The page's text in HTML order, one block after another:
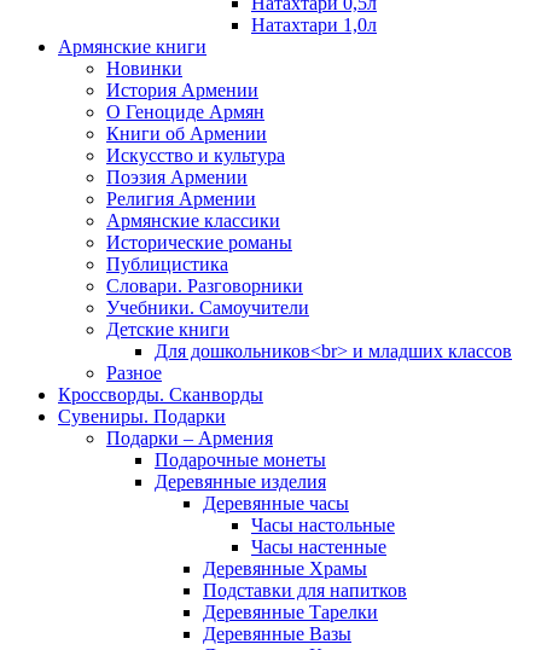
Натахтари 1,0л
Армянские книги
Новинки
История Армении
О Геноциде Армян
Книги об Армении
Иcкусство и культура
Поэзия Армении
Религия Армении
Армянские классики
Исторические романы
Публицистика
Словари. Разговорники
Учебники. Самоучители
Детские книги
Для дошкольников<br> и младших классов
Разное
Кроссворды. Сканворды
Сувениры. Подарки
Подарки – Армения
Подарочные монеты
Деревянные изделия
Деревянные часы
Часы настольные
Часы настенные
Деревянные Храмы
Подставки для напитков
Деревянные Тарелки
Деревянные Вазы